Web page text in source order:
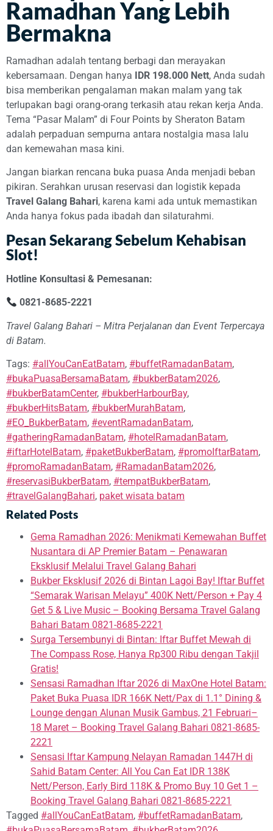
Ramadhan Yang Lebih
Bermakna
Ramadhan adalah tentang berbagi dan merayakan
kebersamaan. Dengan hanya IDR 198.000 Nett, Anda sudah
bisa memberikan pengalaman makan malam yang tak
terlupakan bagi orang-orang terkasih atau rekan kerja Anda.
Tema “Pasar Malam” di Four Points by Sheraton Batam
adalah perpaduan sempurna antara nostalgia masa lalu
dan kemewahan masa kini.
Jangan biarkan rencana buka puasa Anda menjadi beban
pikiran. Serahkan urusan reservasi dan logistik kepada
Travel Galang Bahari, karena kami ada untuk memastikan
Anda hanya fokus pada ibadah dan silaturahmi.
Pesan Sekarang Sebelum Kehabisan
Slot!
Hotline Konsultasi & Pemesanan:
0821-8685-2221
Travel Galang Bahari – Mitra Perjalanan dan Event Terpercaya
di Batam.
Tags: #allYouCanEatBatam, #buffetRamadanBatam,
#bukaPuasaBersamaBatam, #bukberBatam2026,
#bukberBatamCenter, #bukberHarbourBay,
#bukberHitsBatam, #bukberMurahBatam,
#EO_BukberBatam, #eventRamadanBatam,
#gatheringRamadanBatam, #hotelRamadanBatam,
#iftarHotelBatam, #paketBukberBatam, #promoIftarBatam,
#promoRamadanBatam, #RamadanBatam2026,
#reservasiBukberBatam, #tempatBukberBatam,
#travelGalangBahari, paket wisata batam
Related Posts
Gema Ramadhan 2026: Menikmati Kemewahan Buffet
Nusantara di AP Premier Batam – Penawaran
Eksklusif Melalui Travel Galang Bahari
Bukber Eksklusif 2026 di Bintan Lagoi Bay! Iftar Buffet
“Semarak Warisan Melayu” 400K Nett/Person + Pay 4
Get 5 & Live Music – Booking Bersama Travel Galang
Bahari Batam 0821-8685-2221
Surga Tersembunyi di Bintan: Iftar Buffet Mewah di
The Compass Rose, Hanya Rp300 Ribu dengan Takjil
Gratis!
Sensasi Ramadhan Iftar 2026 di MaxOne Hotel Batam:
Paket Buka Puasa IDR 166K Nett/Pax di 1.1° Dining &
Lounge dengan Alunan Musik Gambus, 21 Februari–
18 Maret – Booking Travel Galang Bahari 0821-8685-
2221
Sensasi Iftar Kampung Nelayan Ramadan 1447H di
Sahid Batam Center: All You Can Eat IDR 138K
Nett/Person, Early Bird 118K & Promo Buy 10 Get 1 –
Booking Travel Galang Bahari 0821-8685-2221
Tagged #allYouCanEatBatam, #buffetRamadanBatam,